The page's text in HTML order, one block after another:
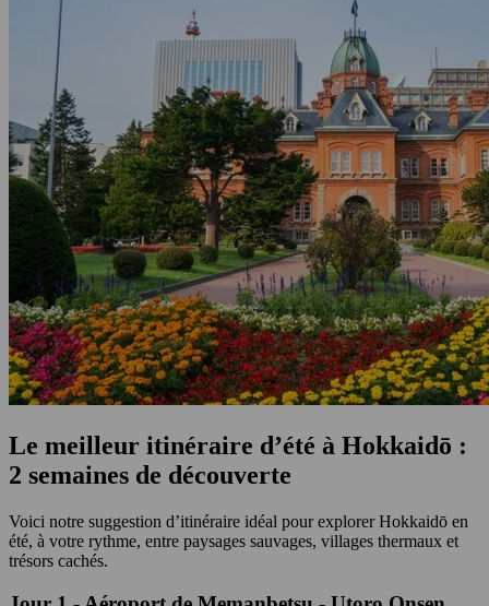
Le meilleur itinéraire d’été à Hokkaidō :
2 semaines de découverte
Voici notre suggestion d’itinéraire idéal pour explorer Hokkaidō en
été, à votre rythme, entre paysages sauvages, villages thermaux et
trésors cachés.